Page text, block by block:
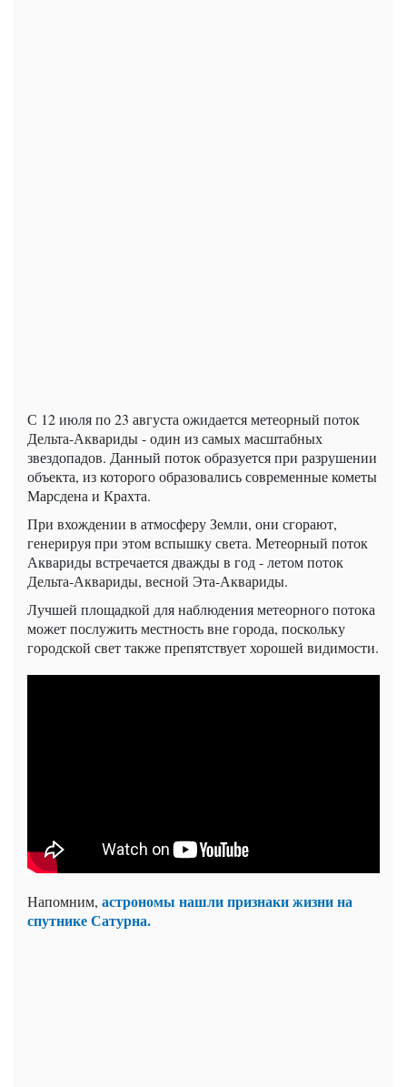
С 12 июля по 23 августа ожидается метеорный поток
Дельта-Аквариды - один из самых масштабных
звездопадов. Данный поток образуется при разрушении
объекта, из которого образовались современные кометы
Марсдена и Крахта.
При вхождении в атмосферу Земли, они сгорают,
генерируя при этом вспышку света. Метеорный поток
Аквариды встречается дважды в год - летом поток
Дельта-Аквариды, весной Эта-Аквариды.
Лучшей площадкой для наблюдения метеорного потока
может послужить местность вне города, поскольку
городской свет также препятствует хорошей видимости.
Напомним, астрономы нашли признаки жизни на
спутнике Сатурна.